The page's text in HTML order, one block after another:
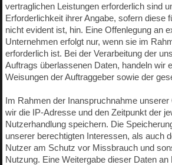
vertraglichen Leistungen erforderlich sind
Erforderlichkeit ihrer Angabe, sofern diese
nicht evident ist, hin. Eine Offenlegung an
Unternehmen erfolgt nur, wenn sie im
erforderlich ist. Bei der Verarbeitung der
Auftrags überlassenen Daten, handeln wir
Weisungen der Auftraggeber sowie der
Im Rahmen der Inanspruchnahme
wir die IP-Adresse und den Zeitpunkt der
Nutzerhandlung speichern. Die
unserer berechtigten Interessen, als auch
Nutzer am Schutz vor Missbrauch und
Nutzung. Eine Weitergabe dieser Daten an